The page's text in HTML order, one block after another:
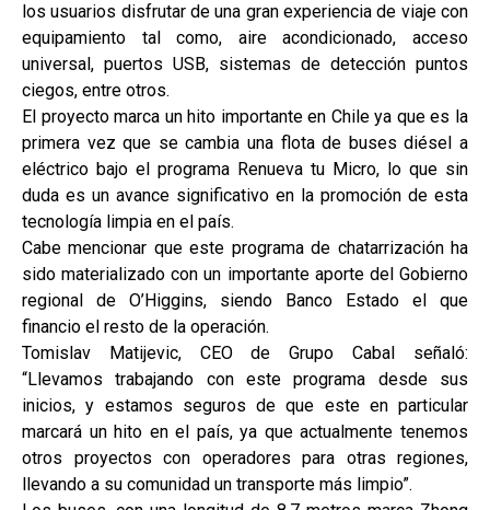
los usuarios disfrutar de una gran experiencia de viaje con
equipamiento tal como, aire acondicionado, acceso
universal, puertos USB, sistemas de detección puntos
ciegos, entre otros.
El proyecto marca un hito importante en Chile ya que es la
primera vez que se cambia una flota de buses diésel a
eléctrico bajo el programa Renueva tu Micro, lo que sin
duda es un avance significativo en la promoción de esta
tecnología limpia en el país.
Cabe mencionar que este programa de chatarrización ha
sido materializado con un importante aporte del Gobierno
regional de O’Higgins, siendo Banco Estado el que
financio el resto de la operación.
Tomislav Matijevic, CEO de Grupo Cabal señaló:
“Llevamos trabajando con este programa desde sus
inicios, y estamos seguros de que este en particular
marcará un hito en el país, ya que actualmente tenemos
otros proyectos con operadores para otras regiones,
llevando a su comunidad un transporte más limpio”.